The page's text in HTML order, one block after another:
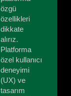
özgü
özellikleri
dikkate
alırız.
Platforma
özel kullanıcı
deneyimi
(UX) ve
tasarım